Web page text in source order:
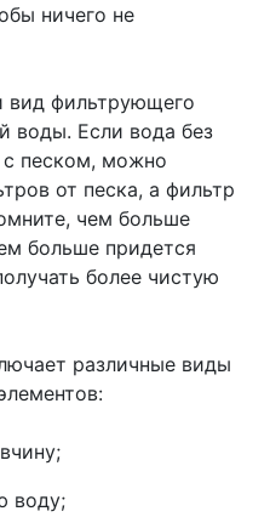
ничего не
вид фильтрующего
воды. Если вода без
песком, можно
от песка, а фильтр
чем больше
больше придется
более чистую
различные виды
воду;